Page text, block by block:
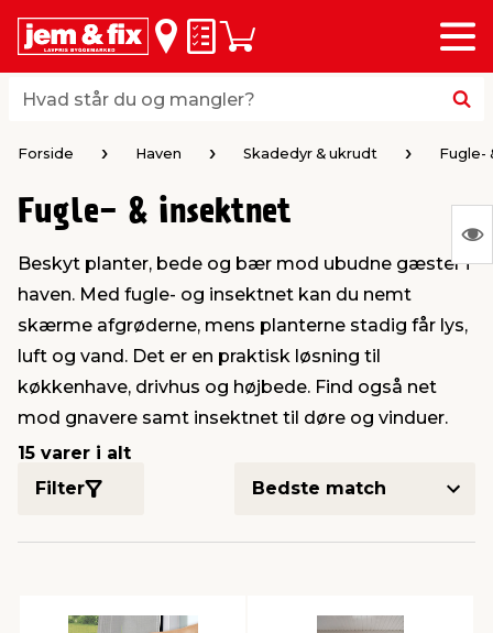
Hvad står du og mangler?
Hvad står du og mangler?
Huskeseddel
Indkøbskurv
Menu
& vægge
vinduer
brædder
& stilladser
& varme
& ophæng
& opbevaring
& persienner
& armatur
& ventilation
kloak
Home
data & TV
& kemikalier
& fugemasse
af værktøj
maskiner
& spande
underholdning
& fritid
Forside Haven Skadedyr & ukrudt Fugle-
at
Fugle- & insektnet
Beskyt planter, bede og bær mod ubudne gæster i
haven. Med fugle- og insektnet kan du nemt
skærme afgrøderne, mens planterne stadig får lys,
luft og vand. Det er en praktisk løsning til
køkkenhave, drivhus og højbede. Find også net
mod gnavere samt insektnet til døre og vinduer.
15 varer i alt
Filter